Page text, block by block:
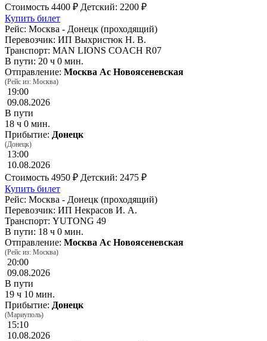
Стоимость 4400 ₽ Детский: 2200 ₽
Купить билет
Рейс: Москва - Донецк (проходящий)
Перевозчик: ИП Выхристюк Н. В.
Транспорт: MAN LIONS COACH R07
В пути: 20 ч 0 мин.
Отправление: Москва Ас Новоясеневская
(Рейс из: Москва)
19:00
09.08.2026
В пути
18 ч 0 мин.
Прибытие: Донецк
(Донецк)
13:00
10.08.2026
Стоимость 4950 ₽ Детский: 2475 ₽
Купить билет
Рейс: Москва - Донецк (проходящий)
Перевозчик: ИП Некрасов И. А.
Транспорт: YUTONG 49
В пути: 18 ч 0 мин.
Отправление: Москва Ас Новоясеневская
(Рейс из: Москва)
20:00
09.08.2026
В пути
19 ч 10 мин.
Прибытие: Донецк
(Мариуполь)
15:10
10.08.2026